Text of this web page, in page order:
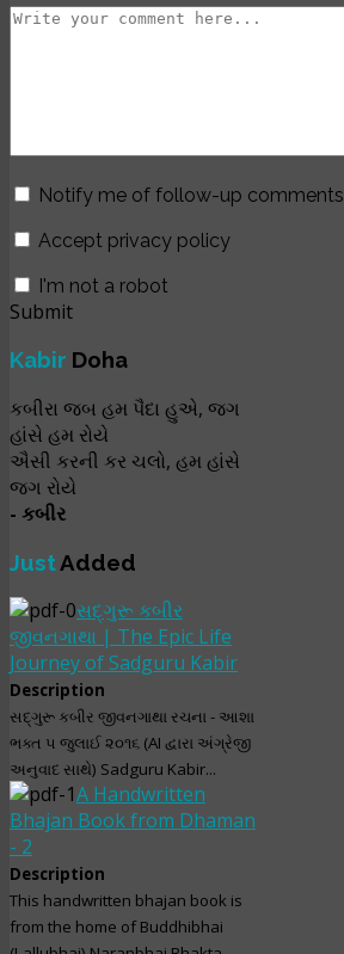
Notify me of follow-up comments
Accept privacy policy
I'm not a robot
Submit
Kabir Doha
કબીરા જબ હમ પૈદા હુએ, જગ
હાંસે હમ રોયે
ઐસી કરની કર ચલો, હમ હાંસે
જગ રોયે
- કબીર
JustAdded
સદ્‌ગુરૂ કબીર
જીવનગાથા | The Epic Life
Journey of Sadguru Kabir
Description
સદ્‌ગુરૂ કબીર જીવનગાથા રચના - આશા
ભક્ત ૫ જુલાઈ ૨૦૧૬ (AI દ્વારા અંગ્રેજી
અનુવાદ સાથે) Sadguru Kabir...
A Handwritten
Bhajan Book from Dhaman
- 2
Description
This handwritten bhajan book is
from the home of Buddhibhai